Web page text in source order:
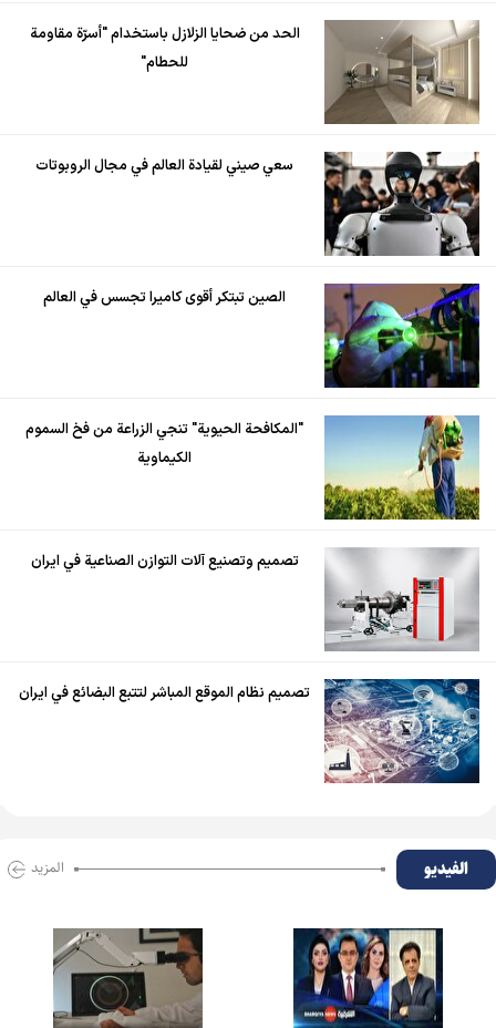
الحد من ضحايا الزلازل باستخدام "أسرّة مقاومة
للحطام"
سعي صيني لقيادة العالم في مجال الروبوتات
الصين تبتكر أقوى كاميرا تجسس في العالم
"المكافحة الحيوية" تنجي الزراعة من فخ السموم
الكيماوية
تصميم وتصنيع آلات التوازن الصناعية في ايران
تصميم نظام الموقع المباشر لتتبع البضائع في ايران
الفیدیو المزید